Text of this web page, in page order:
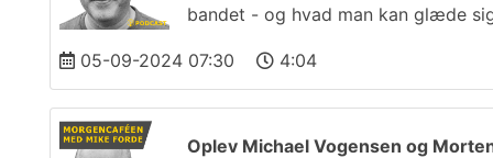
bandet - og hvad man kan glæde
05-09-2024 07:30 4:04
Oplev Michael Vogensen og